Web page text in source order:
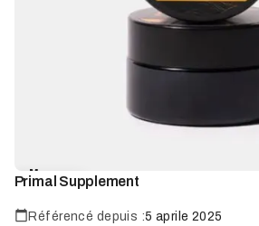
Marque
coup
cœur
Primal Supplement
Référencé depuis :5 aprile 2025